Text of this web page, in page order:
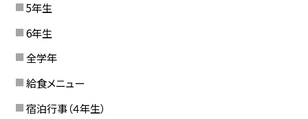
5年生
6年生
全学年
給食メニュー
宿泊行事（４年生）